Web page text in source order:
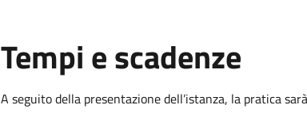
Tempi e scadenze
A seguito della presentazione dell’istanza, la pratica